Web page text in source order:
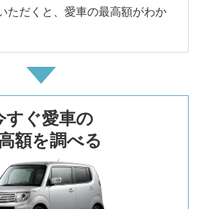
ただくと、愛車の最高額がわか
すぐ愛車の
額を調べる